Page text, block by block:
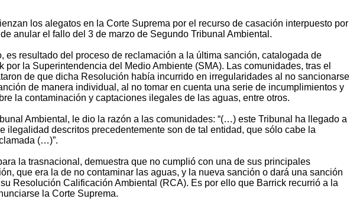
los alegatos en la Corte Suprema por el recurso de casación interpuesto por
anular el fallo del 3 de marzo de Segundo Tribunal Ambiental.
es resultado del proceso de reclamación a la última sanción, catalogada de
por la Superintendencia del Medio Ambiente (SMA). Las comunidades, tras el
de que dicha Resolución había incurrido en irregularidades al no sancionarse
de manera individual, al no tomar en cuenta una serie de incumplimientos y
la contaminación y captaciones ilegales de las aguas, entre otros.
Ambiental, le dio la razón a las comunidades: “(…) este Tribunal ha llegado a
ilegalidad descritos precedentemente son de tal entidad, que sólo cabe la
(…)”.
la trasnacional, demuestra que no cumplió con una de sus principales
que era la de no contaminar las aguas, y la nueva sanción o dará una sanción
Resolución Calificación Ambiental (RCA). Es por ello que Barrick recurrió a la
la Corte Suprema.